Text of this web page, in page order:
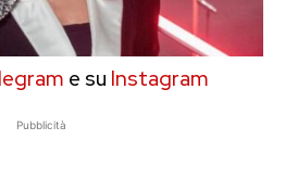
e su Instagram
Pubblicità